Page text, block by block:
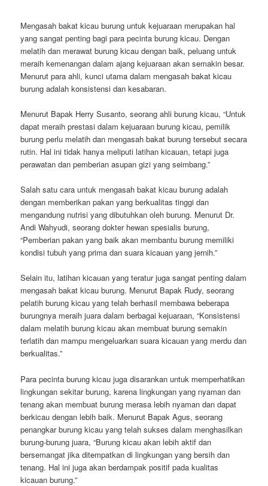
Mengasah bakat kicau burung untuk kejuaraan merupakan hal
yang sangat penting bagi para pecinta burung kicau. Dengan
melatih dan merawat burung kicau dengan baik, peluang untuk
meraih kemenangan dalam ajang kejuaraan akan semakin besar.
Menurut para ahli, kunci utama dalam mengasah bakat kicau
burung adalah konsistensi dan kesabaran.
Menurut Bapak Herry Susanto, seorang ahli burung kicau, “Untuk
dapat meraih prestasi dalam kejuaraan burung kicau, pemilik
burung perlu melatih dan mengasah bakat burung tersebut secara
rutin. Hal ini tidak hanya meliputi latihan kicauan, tetapi juga
perawatan dan pemberian asupan gizi yang seimbang.”
Salah satu cara untuk mengasah bakat kicau burung adalah
dengan memberikan pakan yang berkualitas tinggi dan
mengandung nutrisi yang dibutuhkan oleh burung. Menurut Dr.
Andi Wahyudi, seorang dokter hewan spesialis burung,
“Pemberian pakan yang baik akan membantu burung memiliki
kondisi tubuh yang prima dan suara kicauan yang jernih.”
Selain itu, latihan kicauan yang teratur juga sangat penting dalam
mengasah bakat kicau burung. Menurut Bapak Rudy, seorang
pelatih burung kicau yang telah berhasil membawa beberapa
burungnya meraih juara dalam berbagai kejuaraan, “Konsistensi
dalam melatih burung kicau akan membuat burung semakin
terlatih dan mampu mengeluarkan suara kicauan yang merdu dan
berkualitas.”
Para pecinta burung kicau juga disarankan untuk memperhatikan
lingkungan sekitar burung, karena lingkungan yang nyaman dan
tenang akan membuat burung merasa lebih nyaman dan dapat
berkicau dengan lebih baik. Menurut Bapak Agus, seorang
penangkar burung kicau yang telah sukses dalam menghasilkan
burung-burung juara, “Burung kicau akan lebih aktif dan
bersemangat jika ditempatkan di lingkungan yang bersih dan
tenang. Hal ini juga akan berdampak positif pada kualitas
kicauan burung.”